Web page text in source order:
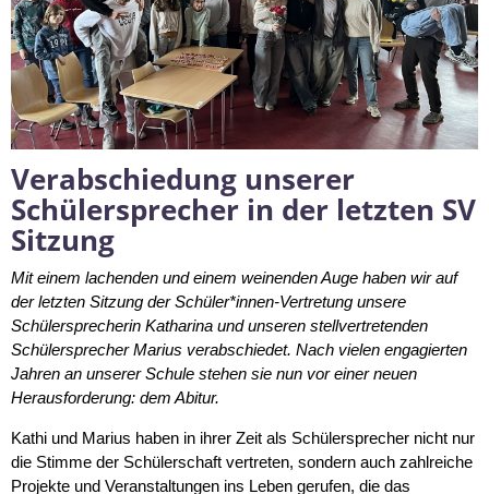
Verabschiedung unserer
Schülersprecher in der letzten SV
Sitzung
Mit einem lachenden und einem weinenden Auge haben wir auf
der letzten Sitzung der Schüler*innen-Vertretung unsere
Schülersprecherin Katharina und unseren stellvertretenden
Schülersprecher Marius verabschiedet. Nach vielen engagierten
Jahren an unserer Schule stehen sie nun vor einer neuen
Herausforderung: dem Abitur.
Kathi und Marius haben in ihrer Zeit als Schülersprecher nicht nur
die Stimme der Schülerschaft vertreten, sondern auch zahlreiche
Projekte und Veranstaltungen ins Leben gerufen, die das